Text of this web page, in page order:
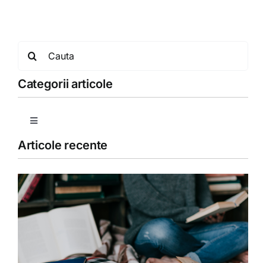
Categorii articole
Toggle
Copii
Detoxifiere
Articole recente